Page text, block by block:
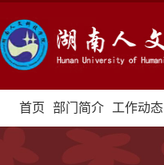
首页 部门简介 工作动态